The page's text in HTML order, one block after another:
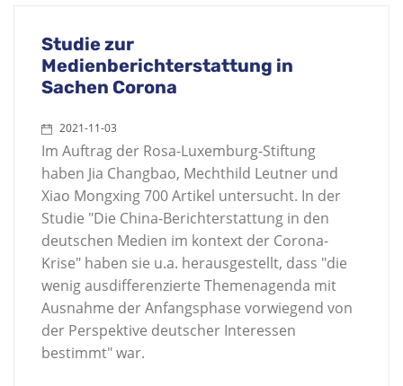
Studie zur
Medienberichterstattung in
Sachen Corona
2021-11-03
Im Auftrag der Rosa-Luxemburg-Stiftung
haben Jia Changbao, Mechthild Leutner und
Xiao Mongxing 700 Artikel untersucht. In der
Studie "Die China-Berichterstattung in den
deutschen Medien im kontext der Corona-
Krise" haben sie u.a. herausgestellt, dass "die
wenig ausdifferenzierte Themenagenda mit
Ausnahme der Anfangsphase vorwiegend von
der Perspektive deutscher Interessen
bestimmt" war.